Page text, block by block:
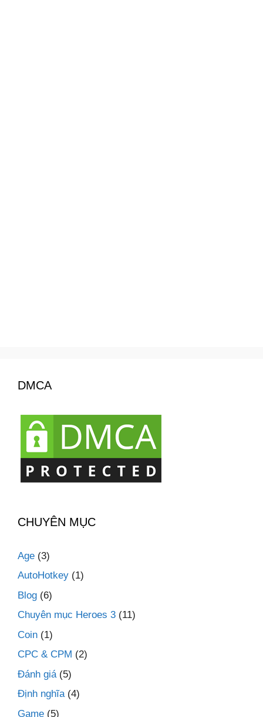
DMCA
CHUYÊN MỤC
Age (3)
AutoHotkey (1)
Blog (6)
Chuyên mục Heroes 3 (11)
Coin (1)
CPC & CPM (2)
Đánh giá (5)
Định nghĩa(4)
Game (5)